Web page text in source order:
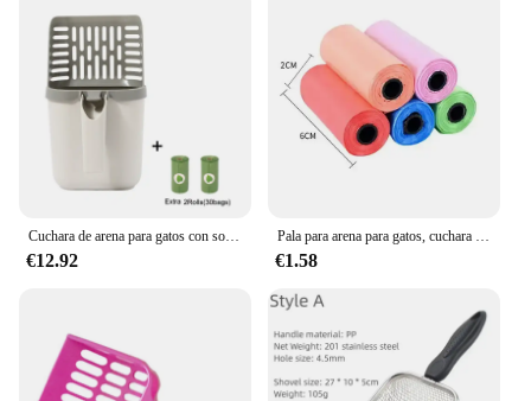
Cuchara de arena para gatos con soporte para bolsa de excrementos, pala de arena profunda desmontable integrada para gatos, caja de arena para gatitos, suministros para gatos, Arenero Gato
€12.92
Pala para arena para gatos, cuchara para filtro para gatos, inodoro limpio, recolector de basura, suministros para gatos, accesorio, caja de arena para gatos, productos para mascotas
€1.58